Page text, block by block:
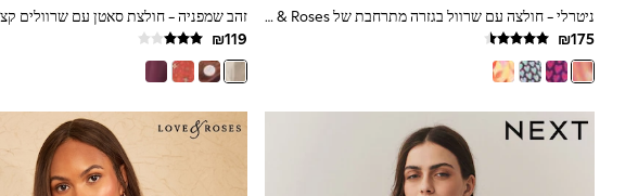
Raincoats
Shackets
T-Shirts
Pants
Underwear
Multipack Leggings
ניטרלי - חולצה עם שרוול בגזרה מתרחבת של Love & Roses